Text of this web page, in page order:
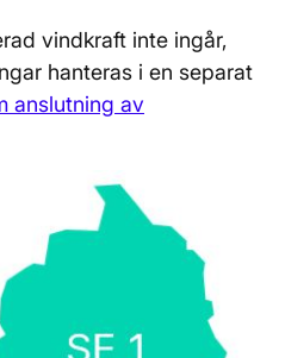
vindkraft inte ingår,
hanteras i en separat
anslutning av